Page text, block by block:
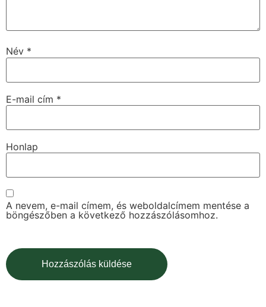
Név *
E-mail cím *
Honlap
A nevem, e-mail címem, és weboldalcímem mentése a
böngészőben a következő hozzászólásomhoz.